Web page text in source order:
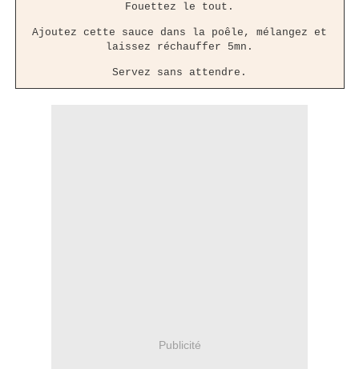
Fouettez le tout.
Ajoutez cette sauce dans la poêle, mélangez et
laissez réchauffer 5mn.
Servez sans attendre.
Publicité